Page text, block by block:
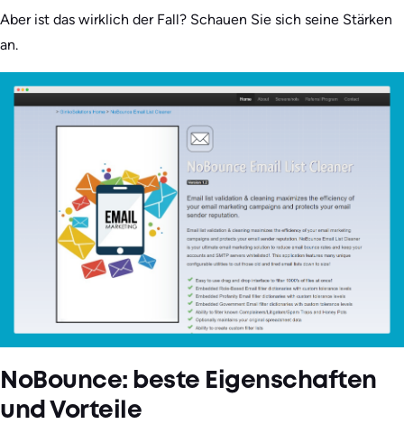
Aber ist das wirklich der Fall? Schauen Sie sich seine Stärken
an.
NoBounce: beste Eigenschaften
und Vorteile